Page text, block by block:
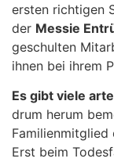
ersten richtigen
der Messie
geschulten
ihnen bei ihrem
Es gibt viele
drum herum
Familienmitglied
Erst beim